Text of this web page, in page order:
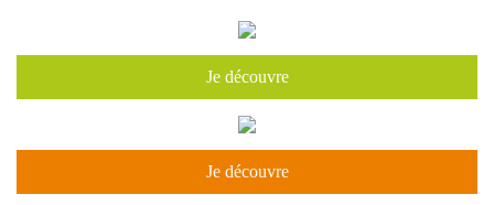
Je découvre
Je découvre